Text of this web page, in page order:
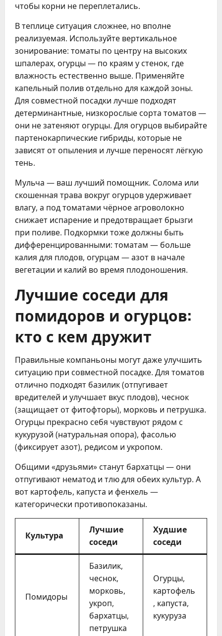
чтобы корни не переплетались.
В теплице ситуация сложнее, но вполне
реализуемая. Используйте вертикальное
зонирование: томаты по центру на высоких
шпалерах, огурцы — по краям у стенок, где
влажность естественно выше. Применяйте
капельный полив отдельно для каждой зоны.
Для совместной посадки лучше подходят
детерминантные, низкорослые сорта томатов —
они не затеняют огурцы. Для огурцов выбирайте
партенокарпические гибриды, которые не
зависят от опыления и лучше переносят лёгкую
тень.
Мульча — ваш лучший помощник. Солома или
скошенная трава вокруг огурцов удерживает
влагу, а под томатами чёрное агроволокно
снижает испарение и предотвращает брызги
при поливе. Подкормки тоже должны быть
дифференцированными: томатам — больше
калия для плодов, огурцам — азот в начале
вегетации и калий во время плодоношения.
Лучшие соседи для
помидоров и огурцов:
кто с кем дружит
Правильные компаньоны могут даже улучшить
ситуацию при совместной посадке. Для томатов
отлично подходят базилик (отпугивает
вредителей и улучшает вкус плодов), чеснок
(защищает от фитофторы), морковь и петрушка.
Огурцы прекрасно себя чувствуют рядом с
кукурузой (натуральная опора), фасолью
(фиксирует азот), редисом и укропом.
Общими «друзьями» станут бархатцы — они
отпугивают нематод и тлю для обеих культур. А
вот картофель, капуста и фенхель —
категорически противопоказаны.
Культура
Лучшие
соседи
Худшие
соседи
Помидоры
Базилик,
чеснок,
морковь,
укроп,
бархатцы,
петрушка
Огурцы,
картофель
, капуста,
кукуруза